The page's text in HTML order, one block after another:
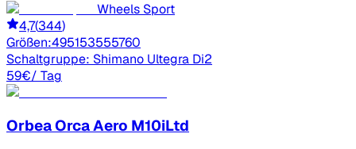
Wheels Sport
4,7(344)
Größen:495153555760
Schaltgruppe: Shimano Ultegra Di2
59€/ Tag
OrbeaOrca Aero M10iLtd